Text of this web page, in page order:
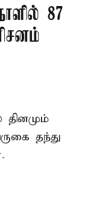
87
தினமும்
தந்து